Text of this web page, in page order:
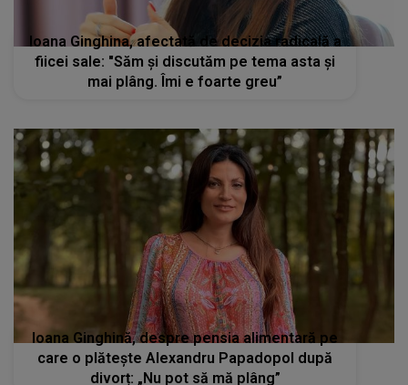
Ioana Ginghină, despre pensia alimentară pe
care o plătește Alexandru Papadopol după
divorț: „Nu pot să mă plâng”
STIRI MONDENE